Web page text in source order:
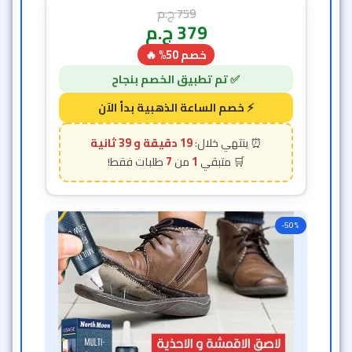
759ج.م
379ج.م
خصم 50% 🔥
19 دقيقة و 36 ثانية
1
7
-50%